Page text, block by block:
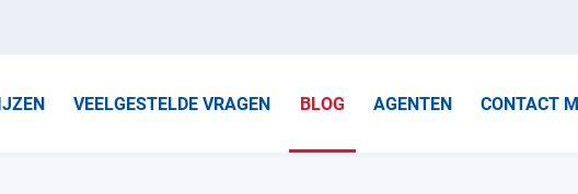
VEELGESTELDE VRAGEN BLOG AGENTEN CONTACT